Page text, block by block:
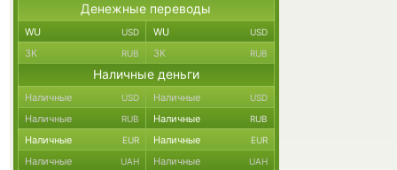
Денежные переводы
WU USD WU USD
ЗК RUB ЗК RUB
Наличные деньги
Наличные USD Наличные USD
Наличные RUB Наличные RUB
Наличные EUR Наличные EUR
Наличные UAH Наличные UAH